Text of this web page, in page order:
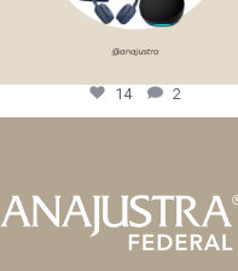
14 2